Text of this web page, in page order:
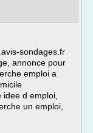
sondages.fr
annonce pour
emploi a
d emploi,
un emploi,